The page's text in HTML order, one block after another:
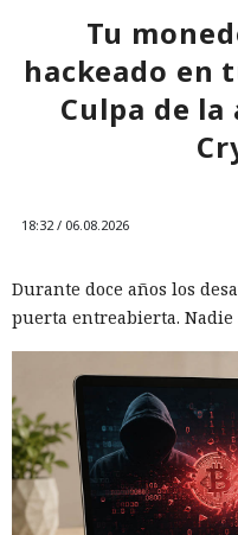
Tu
hackeado en
Culpa de
18:32 / 06.08.2026
Durante doce años los
puerta entreabierta. Nadie